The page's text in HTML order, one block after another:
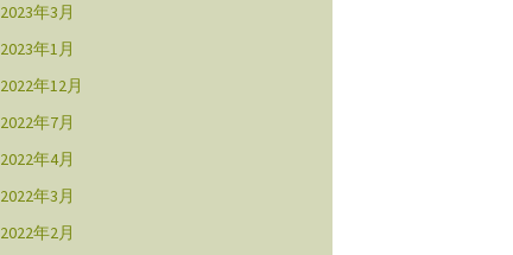
2023年3月
2023年1月
2022年12月
2022年7月
2022年4月
2022年3月
2022年2月